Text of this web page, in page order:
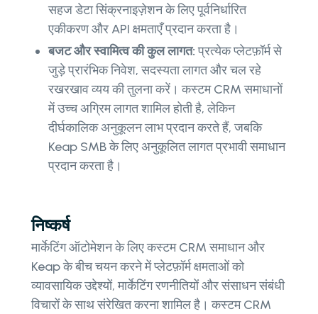
सहज डेटा सिंक्रनाइज़ेशन के लिए पूर्वनिर्धारित
एकीकरण और API क्षमताएँ प्रदान करता है।
बजट और स्वामित्व की कुल लागत:प्रत्येक प्लेटफ़ॉर्म से
जुड़े प्रारंभिक निवेश, सदस्यता लागत और चल रहे
रखरखाव व्यय की तुलना करें। कस्टम CRM समाधानों
में उच्च अग्रिम लागत शामिल होती है, लेकिन
दीर्घकालिक अनुकूलन लाभ प्रदान करते हैं, जबकि
Keap SMB के लिए अनुकूलित लागत प्रभावी समाधान
प्रदान करता है।
निष्कर्ष
मार्केटिंग ऑटोमेशन के लिए कस्टम CRM समाधान और
Keap के बीच चयन करने में प्लेटफ़ॉर्म क्षमताओं को
व्यावसायिक उद्देश्यों, मार्केटिंग रणनीतियों और संसाधन संबंधी
विचारों के साथ संरेखित करना शामिल है। कस्टम CRM